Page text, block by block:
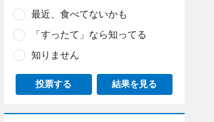
最近、食べてないかも
「すったて」なら知ってる
知りません
投票する 結果を見る